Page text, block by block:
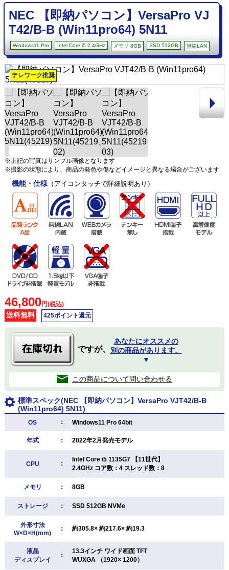
NEC 【即納パソコン】VersaPro VJ
T42/B-B (Win11pro64) 5N11
Windows11 Pro Intel Core i5 2.4GHz メモリ 8GB SSD 512GB 無線LAN
テレワーク推奨
※上記の写真はサンプル画像となります
※撮影の状態により、商品の発色や傷などイメージと異なる場合がございます
機能・仕様（アイコンタッチで詳細説明あり）
46,800円(税込)
送料無料 425ポイント還元
ですが、
あなたにオススメの
別の商品があります。
▼
この商品について問い合わせる
標準スペック(NEC 【即納パソコン】VersaPro VJT42/B-B
(Win11pro64) 5N11)
OS ： Windows11 Pro 64bit
年式 ： 2022年2月発売モデル
CPU ：
Intel Core i5 1135G7 【11世代】
2.4GHz コア数：4 スレッド数：8
メモリ ： 8GB
ストレージ ： SSD 512GB NVMe
外形寸法
W×D×H(mm)
： 約305.8× 約217.6× 約19.3
液晶
ディスプレイ
：
13.3インチ ワイド画面 TFT
WUXGA （1920× 1200）